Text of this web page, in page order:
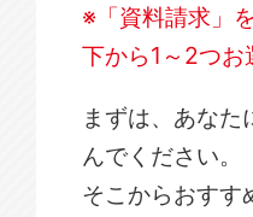
※「資料請求」
下から1～2つお
まずは、あなた
んでください。
そこからおすす